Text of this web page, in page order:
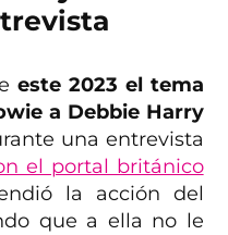
este 2023 el tema
a Debbie Harry
una entrevista
el portal británico
la acción del
que a ella no le